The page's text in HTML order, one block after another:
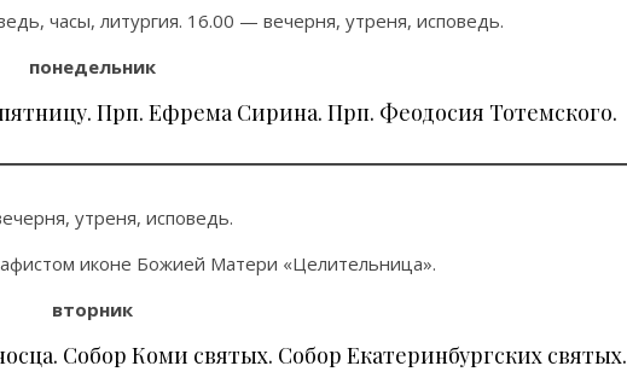
часы, литургия. 16.00 — вечерня, утреня, исповедь.
понедельник
Прп. Ефрема Сирина. Прп. Феодосия Тотемского.
утреня, исповедь.
иконе Божией Матери «Целительница».
вторник
Собор Коми святых. Собор Екатеринбургских святых.